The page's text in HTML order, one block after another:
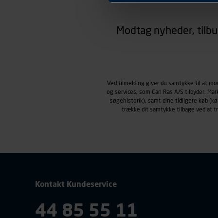
hjemmesiden ser ud eller
Markedsføringscookies
Carl Ras anvender
henblik på markedsføring,
smartphone mv.) samt de
Vi henviser endvidere til
personoplysninger.
Modtag nyheder,
Ved tilmelding giver du samtykke til at
og services, som Carl Ras A/S tilbyder.
søgehistorik), samt dine tidligere køb
trække dit samtykke tilbage ved at
Kontakt Kundeservice
44 85 55 11